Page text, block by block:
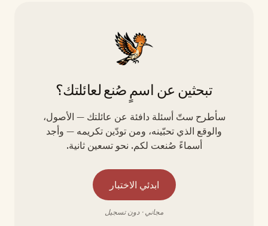
تبحثين عن اسمٍ صُنع لعائلتك؟
سأطرح ستّ أسئلة دافئة عن عائلتك — الأصول،
والوقع الذي تحبّينه، ومن تودّين تكريمه — وأجد
أسماءً صُنعت لكم. نحو تسعين ثانية.
ابدئي الاختبار
مجاني · دون تسجيل